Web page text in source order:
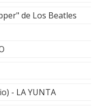
de Los Beatles
- LA YUNTA